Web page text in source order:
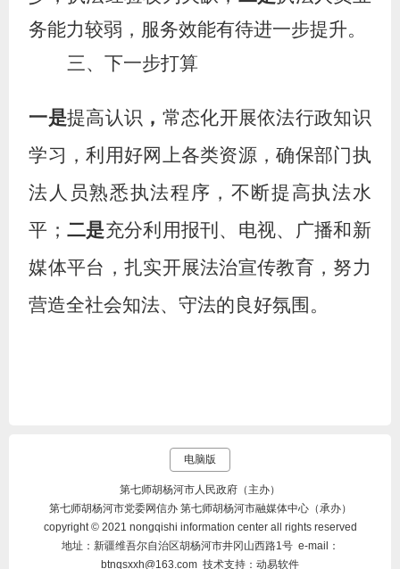
务能力较弱， 服务效能有待进一步提升。
三、下一步打算
一是提高认识 ， 常态化开展依法行政知识
学习，利用好网上各类资源，确保部门执
法人员熟悉执法程序，不断提高执法水
平； 二是充分利用报刊、电视、广播和新
媒体平台，扎实开展法治宣传教育，努力
营造全社会知法、守法的良好氛围。
电脑版
第七师胡杨河市人民政府（主办）
第七师胡杨河市党委网信办 第七师胡杨河市融媒体中心（承办）
copyright © 2021 nongqishi information center all rights reserved
地址：新疆维吾尔自治区胡杨河市井冈山西路1号 e-mail：
btnqsxxh@163.com 技术支持：动易软件